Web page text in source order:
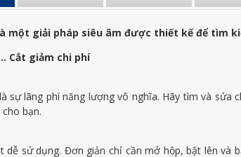
một giải pháp siêu âm được thiết kế để tìm
Cắt giảm chi phí
sự lãng phí năng lượng vô nghĩa. Hãy tìm và sửa
bạn.
dễ sử dụng. Đơn giản chỉ cần mở hộp, bật lên